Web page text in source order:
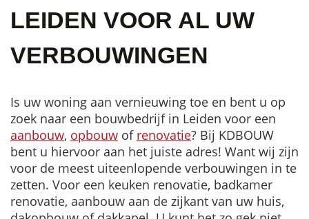
LEIDEN VOOR AL UW
VERBOUWINGEN
Is uw woning aan vernieuwing toe en bent u op
zoek naar een bouwbedrijf in Leiden voor een
aanbouw, opbouw of renovatie? Bij KDBOUW
bent u hiervoor aan het juiste adres! Want wij zijn
voor de meest uiteenlopende verbouwingen in te
zetten. Voor een keuken renovatie, badkamer
renovatie, aanbouw aan de zijkant van uw huis,